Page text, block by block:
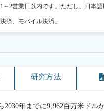
2営業日以内です。ただし、日本
済、モバイル決済。
研究方法
年までに9,962百万米ドル